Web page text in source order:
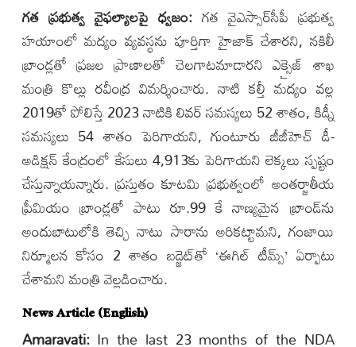
గత ప్రభుత్వ వైఫల్యాలపై ధ్వజం:గత వైఎస్సార్‌సీపీ ప్రభుత్వ
హయాంలో మద్యం వ్యవస్థను పూర్తిగా హైజాక్ చేశారని, నకిలీ
బ్రాండ్లతో ప్రజల ప్రాణాలతో చెలగాటమాడారని ఎక్సైజ్ శాఖ
మంత్రి కొల్లు రవీంద్ర విమర్శించారు. నాటి కల్తీ మద్యం వల్ల
2019తో పోలిస్తే 2023 నాటికి లివర్ సమస్యలు 52 శాతం, కిడ్నీ
సమస్యలు 54 శాతం పెరిగాయని, గుంటూరు జీజీహెచ్ డీ-
అడిక్షన్ కేంద్రంలో కేసులు 4,913కు పెరిగాయని లెక్కలు స్పష్టం
చేస్తున్నాయన్నారు. ప్రస్తుతం కూటమి ప్రభుత్వంలో అంతర్జాతీయ
ప్రీమియం బ్రాండ్లతో పాటు రూ.99 కే నాణ్యమైన బ్రాండ్‌ను
అందుబాటులోకి తెచ్చి నాటు సారాను అరికట్టామని, గంజాయి
నిర్మూలన కోసం 2 శాతం బడ్జెట్‌తో ‘ఈగిల్ టీమ్స్’ ఏర్పాటు
చేశామని మంత్రి వెల్లడించారు.
News Article (English)
Amaravati:In the last 23 months of the NDA